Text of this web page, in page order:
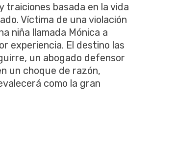
traiciones basada en la vida
Víctima de una violación
niña llamada Mónica a
experiencia. El destino las
un abogado defensor
un choque de razón,
como la gran